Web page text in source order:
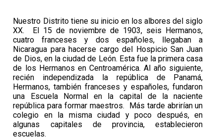
Nuestro Distrito tiene su inicio en los albores del siglo
XX. El 15 de noviembre de 1903, seis Hermanos,
cuatro franceses y dos españoles, llegaban a
Nicaragua para hacerse cargo del Hospicio San Juan
de Dios, en la ciudad de León. Esta fue la primera casa
de los Hermanos en Centroamérica. Al año siguiente,
recién independizada la república de Panamá,
Hermanos, también franceses y españoles, fundaron
una Escuela Normal en la capital de la naciente
república para formar maestros. Más tarde abrirían un
colegio en la misma ciudad y poco después, en
algunas capitales de provincia, establecieron
escuelas.